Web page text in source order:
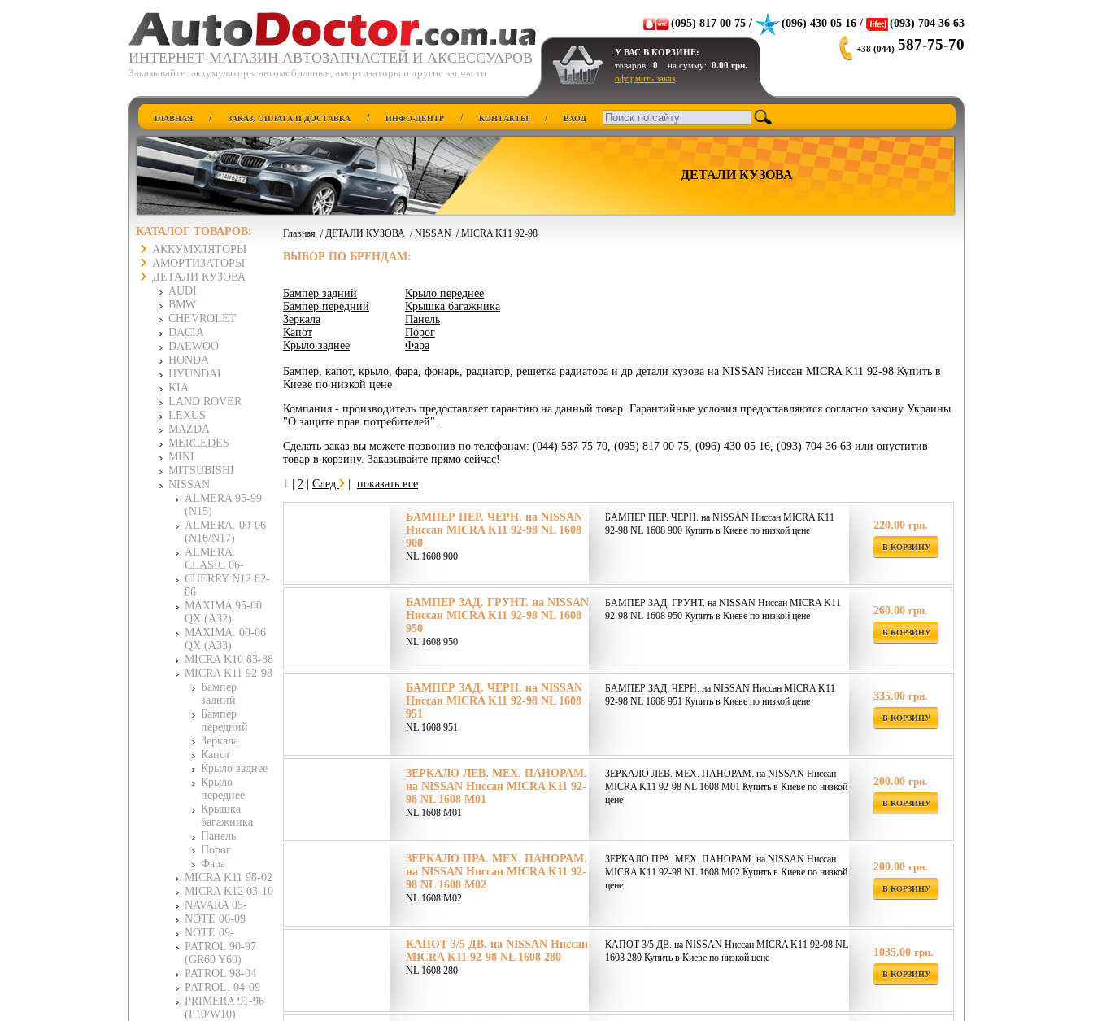
ИНТЕРНЕТ-МАГАЗИН АВТОЗАПЧАСТЕЙ И АКСЕССУАРОВ
Заказывайте: аккумуляторы автомобильные, амортизаторы и другие запчасти
(095) 817 00 75 / (096) 430 05 16 / (093) 704 36 63
У ВАС В КОРЗИНЕ:
товаров: 0 на сумму: 0.00 грн.
оформить заказ
+38 (044) 587-75-70
ГЛАВНАЯ / ЗАКАЗ, ОПЛАТА И ДОСТАВКА / ИНФО-ЦЕНТР / КОНТАКТЫ / ВХОД
ДЕТАЛИ КУЗОВА
КАТАЛОГ ТОВАРОВ:
АККУМУЛЯТОРЫ
АМОРТИЗАТОРЫ
ДЕТАЛИ КУЗОВА
AUDI
BMW
CHEVROLET
DACIA
DAEWOO
HONDA
HYUNDAI
KIA
LAND ROVER
LEXUS
MAZDA
MERCEDES
MINI
MITSUBISHI
NISSAN
ALMERA 95-99
(N15)
ALMERA. 00-06
(N16/N17)
ALMERA.
CLASIC 06-
CHERRY N12 82-
86
MAXIMA 95-00
QX (A32)
MAXIMA. 00-06
QX (A33)
MICRA K10 83-88
MICRA K11 92-98
Бампер
задний
Бампер
передний
Зеркала
Капот
Крыло заднее
Крыло
переднее
Крышка
багажника
Панель
Порог
Фара
MICRA K11 98-02
MICRA K12 03-10
NAVARA 05-
NOTE 06-09
NOTE 09-
PATROL 90-97
(GR60 Y60)
PATROL 98-04
PATROL. 04-09
PRIMERA 91-96
(P10/W10)
Главная /ДЕТАЛИ КУЗОВА /NISSAN /MICRA K11 92-98
ВЫБОР ПО БРЕНДАМ:
Бампер задний
Бампер передний
Зеркала
Капот
Крыло заднее
Крыло переднее
Крышка багажника
Панель
Порог
Фара
Бампер, капот, крыло, фара, фонарь, радиатор, решетка радиатора и др детали кузова на NISSAN Ниссан MICRA K11 92-98 Купить в
Киеве по низкой цене
Компания - производитель предоставляет гарантию на данный товар. Гарантийные условия предоставляются согласно закону Украины
"О защите прав потребителей".
Сделать заказ вы можете позвонив по телефонам: (044) 587 75 70, (095) 817 00 75, (096) 430 05 16, (093) 704 36 63 или опуститив
товар в корзину. Заказывайте прямо сейчас!
1
2 След показать все
БАМПЕР ПЕР. ЧЕРН. на NISSAN
Ниссан MICRA K11 92-98 NL 1608
900
NL 1608 900
БАМПЕР ПЕР. ЧЕРН. на NISSAN Ниссан MICRA K11
92-98 NL 1608 900 Купить в Киеве по низкой цене
220.00 грн.
В КОРЗИНУ
БАМПЕР ЗАД. ГРУНТ. на NISSAN
Ниссан MICRA K11 92-98 NL 1608
950
NL 1608 950
БАМПЕР ЗАД. ГРУНТ. на NISSAN Ниссан MICRA K11
92-98 NL 1608 950 Купить в Киеве по низкой цене
260.00 грн.
В КОРЗИНУ
БАМПЕР ЗАД. ЧЕРН. на NISSAN
Ниссан MICRA K11 92-98 NL 1608
951
NL 1608 951
БАМПЕР ЗАД. ЧЕРН. на NISSAN Ниссан MICRA K11
92-98 NL 1608 951 Купить в Киеве по низкой цене
335.00 грн.
В КОРЗИНУ
ЗЕРКАЛО ЛЕВ. МЕХ. ПАНОРАМ.
на NISSAN Ниссан MICRA K11 92-
98 NL 1608 M01
NL 1608 M01
ЗЕРКАЛО ЛЕВ. МЕХ. ПАНОРАМ. на NISSAN Ниссан
MICRA K11 92-98 NL 1608 M01 Купить в Киеве по низкой
цене
200.00 грн.
В КОРЗИНУ
ЗЕРКАЛО ПРА. МЕХ. ПАНОРАМ.
на NISSAN Ниссан MICRA K11 92-
98 NL 1608 M02
NL 1608 M02
ЗЕРКАЛО ПРА. МЕХ. ПАНОРАМ. на NISSAN Ниссан
MICRA K11 92-98 NL 1608 M02 Купить в Киеве по низкой
цене
200.00 грн.
В КОРЗИНУ
КАПОТ 3/5 ДВ. на NISSAN Ниссан
MICRA K11 92-98 NL 1608 280
NL 1608 280
КАПОТ 3/5 ДВ. на NISSAN Ниссан MICRA K11 92-98 NL
1608 280 Купить в Киеве по низкой цене
1035.00 грн.
В КОРЗИНУ